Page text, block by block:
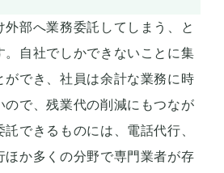
外部へ業務委託してしまう、と
。自社でしかできないことに集
ができ、社員は余計な業務に時
ので、残業代の削減にもつなが
できるものには、電話代行、
ほか多くの分野で専門業者が存